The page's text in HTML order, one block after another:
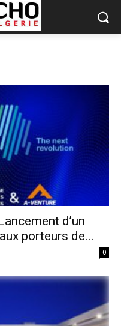
d’un
porteurs de...
0